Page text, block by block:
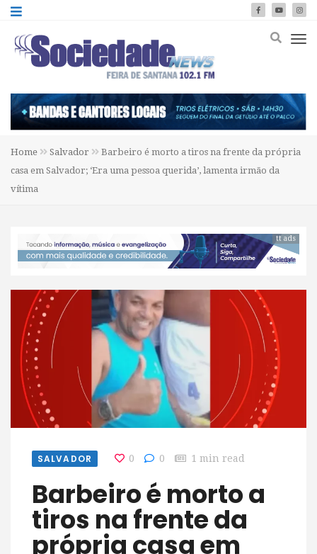
Home Salvador
Barbeiro é morto a tiros na frente da própria
casa em Salvador; ‘Era uma pessoa querida’, lamenta irmão da
vítima
tt ads
SALVADOR 0 0 1 min read
Barbeiro é morto a
tiros na frente da
própria casa em